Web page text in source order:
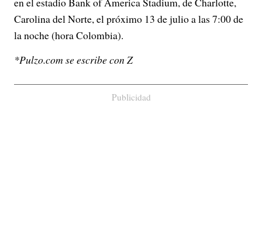
Carolina del Norte, el próximo 13 de julio a las 7:00 de
la noche (hora Colombia).
*Pulzo.com se escribe con Z
Publicidad